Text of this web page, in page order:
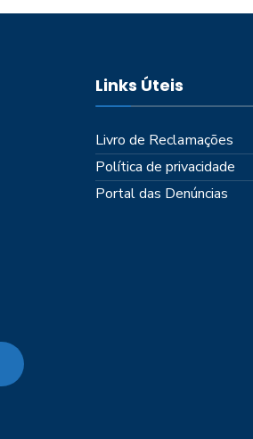
Links Úteis
Livro de Reclamações
Política de privacidade
Portal das Denúncias